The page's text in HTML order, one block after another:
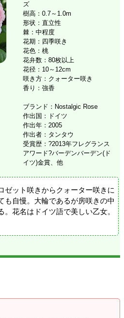
ズ
樹高：0.7～1.0m
形状：直立性
棘：中程度
花期：四季咲き
花色：桃
花弁数：80枚以上
花径：10～12cm
咲き方：クォーター咲き
香り：強香
ブランド：Nostalgic Rose
作出国：ドイツ
作出年：2005
作出者：タンタウ
受賞歴：?2013年フレグランス
アワード?バーデンバーデン(ド
イツ)金賞、他
ゼット咲きからクォーター咲きに
も自慢。大輪であるが房咲きの中
花名はドイツ語で美しい乙女。